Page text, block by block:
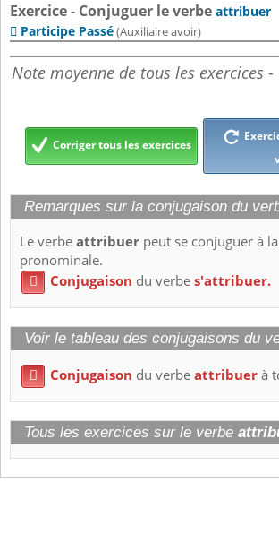
Exercice - Conjuguer le verbe attribuer
 Participe Passé(Auxiliaire avoir)
Note moyenne de tous les exercices -
Corriger tous les exercices
Remarques sur la conjugaison du
Le verbeattribuer peut se conjuguer à
pronominale.
 Conjugaison du verbes'attribuer.
Voir le tableau des conjugaisons du
 Conjugaison du verbeattribuerà
Tous les exercices sur le verbe